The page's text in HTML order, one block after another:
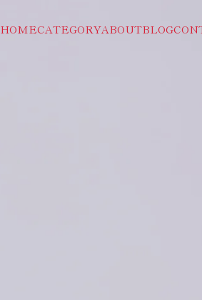
HOMECATEGORYABOUTBLOG